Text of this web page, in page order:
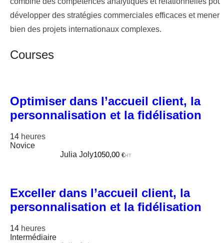
développer des stratégies commerciales efficaces et mener
bien des projets internationaux complexes.
Courses
Optimiser dans l’accueil client, la
personnalisation et la fidélisation
14 heures
Novice
Julia Joly1050,00 €HT
Exceller dans l’accueil client, la
personnalisation et la fidélisation
14 heures
Intermédiaire